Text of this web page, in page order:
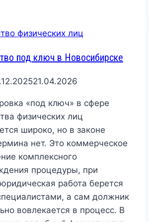
Новосибирске:
работает
закон
почему
давление
не
равно
безвыходной
ситуации
физических лиц
под ключ в Новосибирске
21.04.2026
«под ключ» в сфере
физических лиц
широко, но в законе
нет. Это коммерческое
комплексного
процедуры, при
работа берется
а сам должник
вовлекается в процесс. В